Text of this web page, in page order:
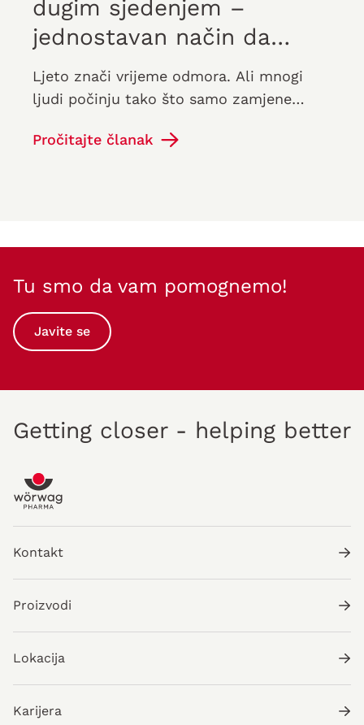
dugim sjedenjem –
jednostavan način da
izbjegnete teške, umorne
noge tokom putovanja
Ljeto znači vrijeme odmora. Ali mnogi
ljudi počinju tako što samo zamjene
automobilu ili avionu. Možete…
Pročitajte članak
Tu smo da vam pomognemo!
Javite se
Getting closer - helping better
Kontakt
Proizvodi
Lokacija
Karijera